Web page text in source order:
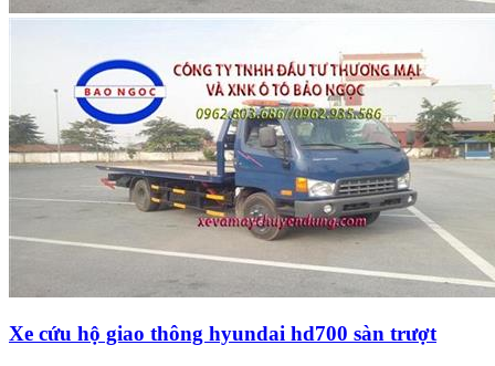
Xe cứu hộ giao thông hyundai hd700 sàn trượt